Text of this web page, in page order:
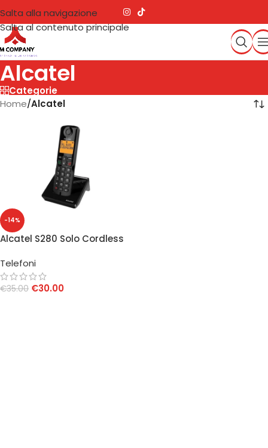
Salta alla navigazione
Salta al contenuto principale
Alcatel
Categorie
Home/Alcatel
-14%
Alcatel S280 Solo Cordless
Telefoni
€35.00 €30.00